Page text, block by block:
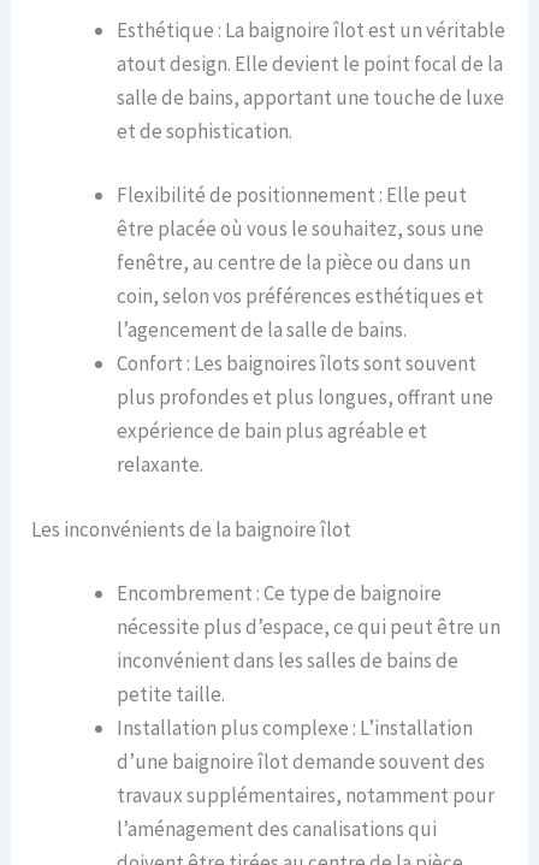
Esthétique : La baignoire îlot est un véritable
atout design. Elle devient le point focal de la
salle de bains, apportant une touche de luxe
et de sophistication.
Flexibilité de positionnement : Elle peut
être placée où vous le souhaitez, sous une
fenêtre, au centre de la pièce ou dans un
coin, selon vos préférences esthétiques et
l’agencement de la salle de bains.
Confort : Les baignoires îlots sont souvent
plus profondes et plus longues, offrant une
expérience de bain plus agréable et
relaxante.
Les inconvénients de la baignoire îlot
Encombrement : Ce type de baignoire
nécessite plus d’espace, ce qui peut être un
inconvénient dans les salles de bains de
petite taille.
Installation plus complexe : L’installation
d’une baignoire îlot demande souvent des
travaux supplémentaires, notamment pour
l’aménagement des canalisations qui